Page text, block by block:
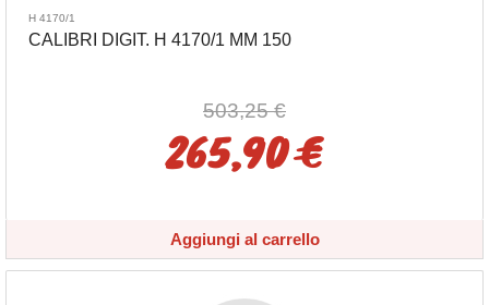
H 4170/1
CALIBRI DIGIT. H 4170/1 MM 150
503,25 €
265,90 €
Aggiungi al carrello